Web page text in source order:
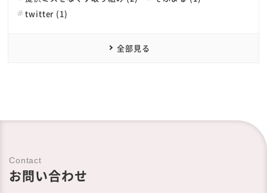
twitter (1)
全部見る
Contact
お問い合わせ